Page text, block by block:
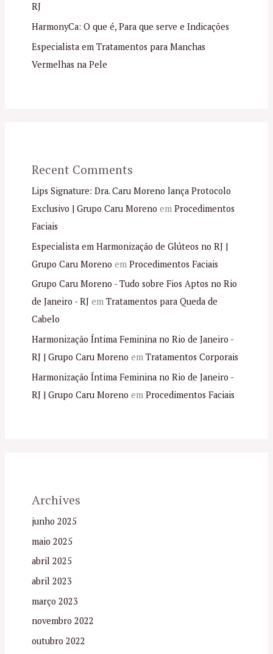
RJ
HarmonyCa: O que é, Para que serve e Indicações
Especialista em Tratamentos para Manchas
Vermelhas na Pele
Recent Comments
Lips Signature: Dra. Caru Moreno lança Protocolo
Exclusivo | Grupo Caru Moreno em Procedimentos
Faciais
Especialista em Harmonização de Glúteos no RJ |
Grupo Caru Moreno em Procedimentos Faciais
Grupo Caru Moreno - Tudo sobre Fios Aptos no Rio
de Janeiro - RJem Tratamentos para Queda de
Cabelo
Harmonização Íntima Feminina no Rio de Janeiro -
RJ | Grupo Caru Moreno em Tratamentos Corporais
Harmonização Íntima Feminina no Rio de Janeiro -
RJ | Grupo Caru Moreno em Procedimentos Faciais
Archives
junho 2025
maio 2025
abril 2025
abril 2023
março 2023
novembro 2022
outubro 2022